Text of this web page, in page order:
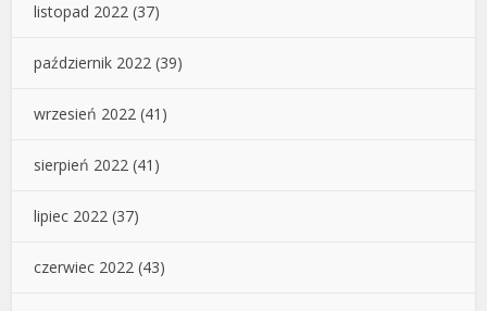
listopad 2022 (37)
październik 2022 (39)
wrzesień 2022 (41)
sierpień 2022 (41)
lipiec 2022 (37)
czerwiec 2022 (43)